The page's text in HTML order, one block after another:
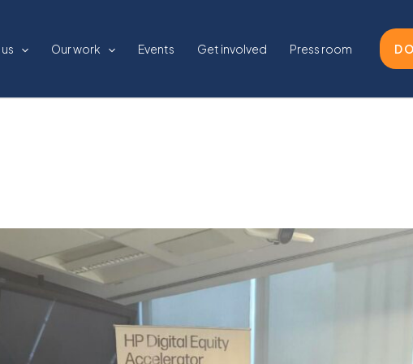
Our work Events Get involved Press room